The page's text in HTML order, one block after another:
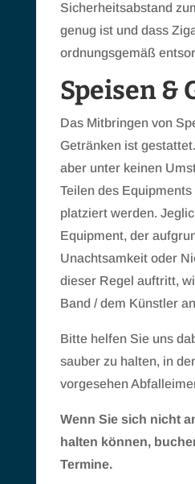
Sicherheitsabstand
genug ist und dass
ordnungsgemäß
Speisen &
Das Mitbringen von
Getränken ist
aber unter keinen
Teilen des
platziert werden.
Equipment, der
Unachtsamkeit oder
dieser Regel auftritt,
Band / dem Künstler
Bitte helfen Sie uns
sauber zu halten, in
vorgesehen
Wenn Sie sich nicht
halten können,
Termine.